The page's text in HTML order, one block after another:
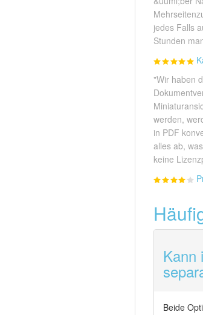
jedes Falls
Stunden
"Wir haben
werden,
in PDF
alles ab,
keine
Kann
Beide